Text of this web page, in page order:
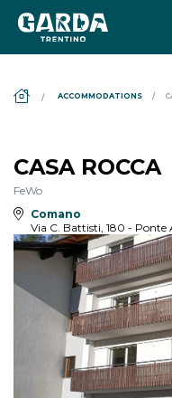
ACCOMMODATIONS
CASA ROCCA
FeWo
Comano
Via C. Battisti, 180 - Ponte